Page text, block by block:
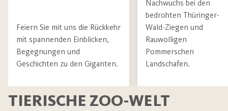
Feiern Sie mit uns die Rückkehr
mit spannenden Einblicken,
Begegnungen und
Geschichten zu den Giganten.
Nachwuchs bei den
bedrohten Thüringer-
Wald-Ziegen und
Rauwolligen
Pommerschen
Landschafen.
TIERISCHE ZOO-WELT